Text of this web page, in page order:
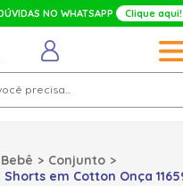
NO WHATSAPP Clique aqui!
Bebê
Conjunto
em Cotton Onça